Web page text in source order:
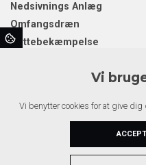
Nedsivnings Anlæg
Omfangsdræn
Rottebekæmpelse
Sokkel og fundament
Vi
Vi benytter cookies for at give